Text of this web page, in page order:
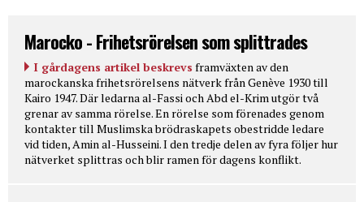
Marocko - Frihetsrörelsen som splittrades
I gårdagens artikel beskrevs framväxten av den
marockanska frihetsrörelsens nätverk från Genève 1930 till
Kairo 1947. Där ledarna al-Fassi och Abd el-Krim utgör två
grenar av samma rörelse. En rörelse som förenades genom
kontakter till Muslimska brödraskapets obestridde ledare
vid tiden, Amin al-Husseini. I den tredje delen av fyra följer hur
nätverket splittras och blir ramen för dagens konflikt.